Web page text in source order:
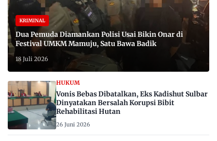
KRIMINAL
Dua Pemuda Diamankan Polisi Usai Bikin Onar di
Festival UMKM Mamuju, Satu Bawa Badik
18 Juli 2026
HUKUM
Vonis Bebas Dibatalkan, Eks Kadishut Sulbar
Dinyatakan Bersalah Korupsi Bibit
Rehabilitasi Hutan
26 Juni 2026